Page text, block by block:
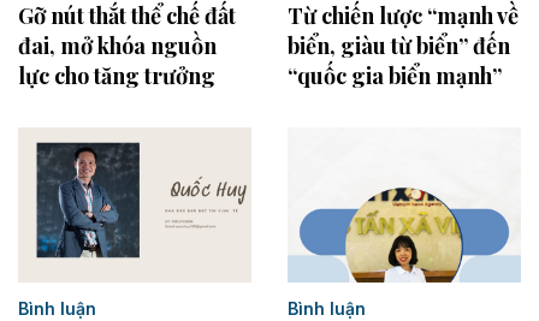
Gỡ nút thắt thể chế đất
đai, mở khóa nguồn
lực cho tăng trưởng
Từ chiến lược “mạnh về
biển, giàu từ biển” đến
“quốc gia biển mạnh”
Bình luận Bình luận